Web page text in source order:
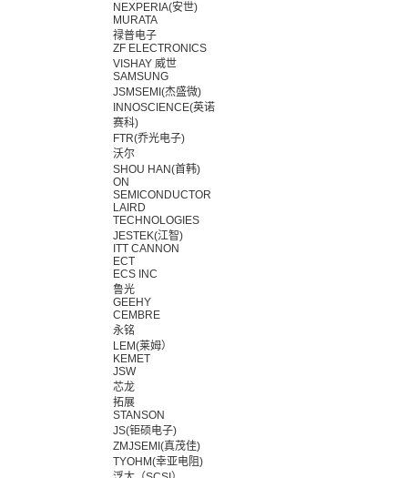
NEXPERIA(安世)
MURATA
禄普电子
ZF ELECTRONICS
VISHAY 威世
SAMSUNG
JSMSEMI(杰盛微)
INNOSCIENCE(英诺
赛科)
FTR(乔光电子)
沃尔
SHOU HAN(首韩)
ON
SEMICONDUCTOR
LAIRD
TECHNOLOGIES
JESTEK(江智)
ITT CANNON
ECT
ECS INC
鲁光
GEEHY
CEMBRE
永铭
LEM(莱姆）
KEMET
JSW
芯龙
拓展
STANSON
JS(钜硕电子)
ZMJSEMI(真茂佳)
TYOHM(幸亚电阻)